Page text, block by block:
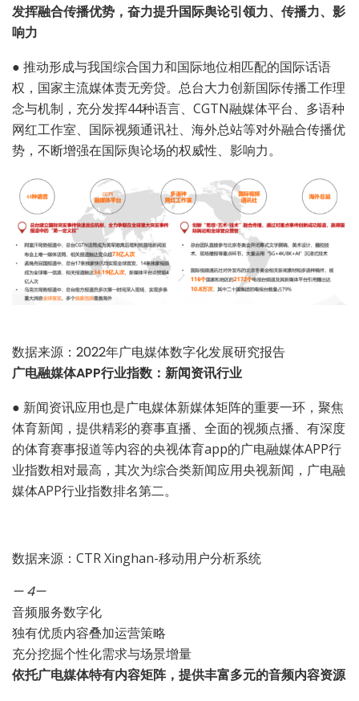
发挥融合传播优势，奋力提升国际舆论引领力、传播力、影
响力
● 推动形成与我国综合国力和国际地位相匹配的国际话语
权，国家主流媒体责无旁贷。总台大力创新国际传播工作理
念与机制，充分发挥44种语言、CGTN融媒体平台、多语种
网红工作室、国际视频通讯社、海外总站等对外融合传播优
势，不断增强在国际舆论场的权威性、影响力。
数据来源：2022年广电媒体数字化发展研究报告
广电融媒体APP行业指数：新闻资讯行业
● 新闻资讯应用也是广电媒体新媒体矩阵的重要一环，聚焦
体育新闻，提供精彩的赛事直播、全面的视频点播、有深度
的体育赛事报道等内容的央视体育app的广电融媒体APP行
业指数相对最高，其次为综合类新闻应用央视新闻，广电融
媒体APP行业指数排名第二。
数据来源：CTR Xinghan-移动用户分析系统
— 4—
音频服务数字化
独有优质内容叠加运营策略
充分挖掘个性化需求与场景增量
依托广电媒体特有内容矩阵，提供丰富多元的音频内容资源